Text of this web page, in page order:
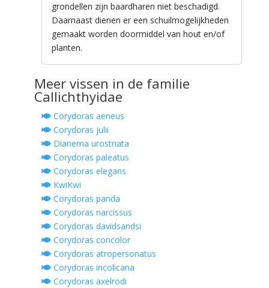
grondellen zijn baardharen niet beschadigd.
Daarnaast dienen er een schuilmogelijkheden
gemaakt worden doormiddel van hout en/of
planten.
Meer vissen in de familie
Callichthyidae
Corydoras aeneus
Corydoras julii
Dianema urostriata
Corydoras paleatus
Corydoras elegans
KwiKwi
Corydoras panda
Corydoras narcissus
Corydoras davidsandsi
Corydoras concolor
Corydoras atropersonatus
Corydoras incolicana
Corydoras axelrodi